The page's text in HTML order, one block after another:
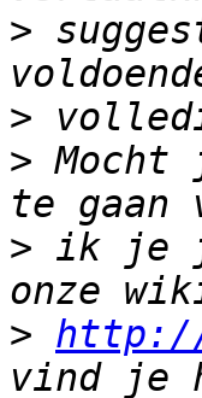
>
>
>
> ik je
> http://